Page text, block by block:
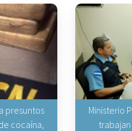
presuntos
cocaína,
Ministerio